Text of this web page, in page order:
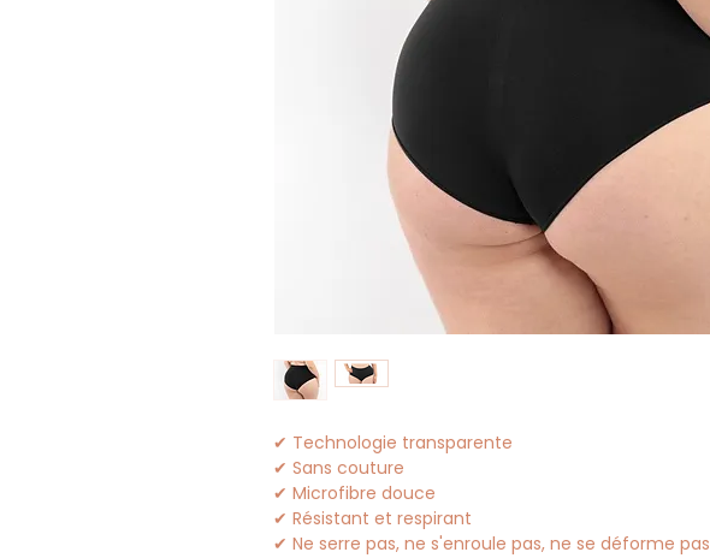
✔ Technologie transparente
✔ Sans couture
✔ Microfibre douce
✔ Résistant et respirant
✔ Ne serre pas, ne s'enroule pas, ne se déforme pas